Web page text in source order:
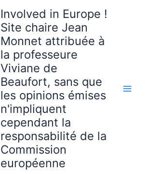
Involved in Europe !
Site chaire Jean
Monnet attribuée à
la professeure
Viviane de
Beaufort, sans que
les opinions émises
n'impliquent
cependant la
responsabilité de la
Commission
européenne